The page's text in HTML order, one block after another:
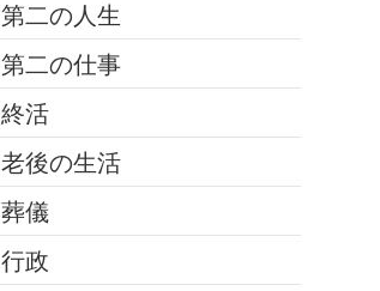
第二の人生
第二の仕事
終活
老後の生活
葬儀
行政